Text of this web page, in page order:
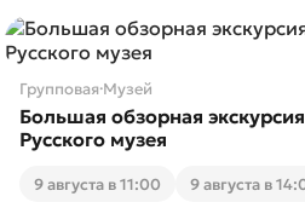
Групповая·Музей
Большая обзорная
Русского музея
9 августа в 11:00 9 августа в